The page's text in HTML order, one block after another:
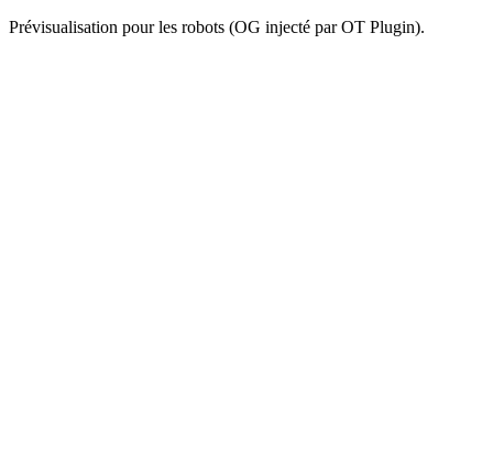
Prévisualisation pour les robots (OG injecté par OT Plugin).